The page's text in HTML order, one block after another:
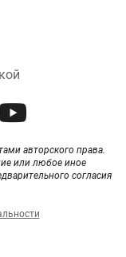
авторского права.
или любое иное
согласия